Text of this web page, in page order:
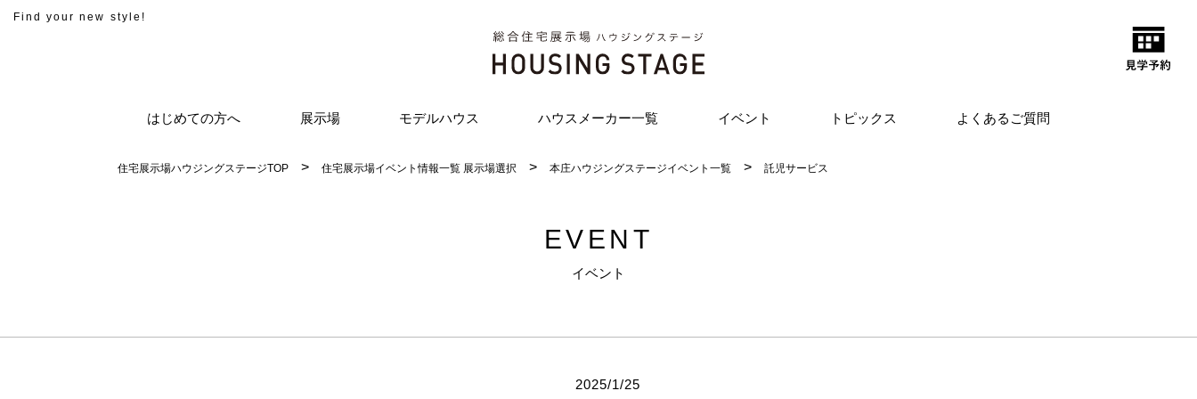
Find your new style!
はじめての方へ 展示場 モデルハウス ハウスメーカー一覧 イベント トピックス よくあるご質問
住宅展示場ハウジングステージTOP 住宅展示場イベント情報一覧 展示場選択 本庄ハウジングステージイベント一覧 託児サービス
EVENT
イベント
2025/1/25